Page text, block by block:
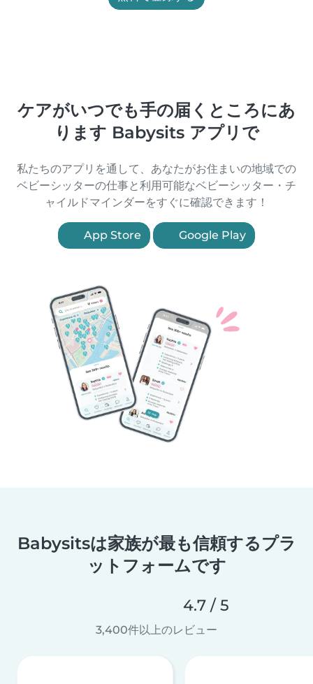
ケアがいつでも手の届くところにあ
ります Babysits アプリで
私たちのアプリを通して、あなたがお住まいの地域での
ベビーシッターの仕事と利用可能なベビーシッター・チ
ャイルドマインダーをすぐに確認できます！
App Store Google Play
Babysitsは家族が最も信頼するプラ
ットフォームです
4.7 / 5
3,400件以上のレビュー